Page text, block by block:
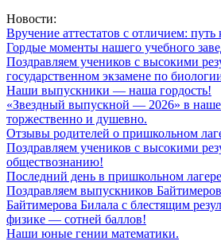
Новости:
Вручение аттестатов с отличием: путь
Гордые моменты нашего учебного
Поздравляем учеников с высокими
государственном экзамене по
Наши выпускники — наша гордость!
«Звездный выпускной — 2026» в
торжественно и душевно.
Отзывы родителей о пришкольном
Поздравляем учеников с высокими
обществознанию!
Последний день в пришкольном
Поздравляем выпускников
Байтимерова Билала с блестящим
физике — сотней баллов!
Наши юные гении математики.